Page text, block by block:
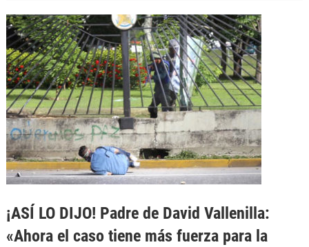
¡ASÍ LO DIJO! Padre de David Vallenilla:
«Ahora el caso tiene más fuerza para la